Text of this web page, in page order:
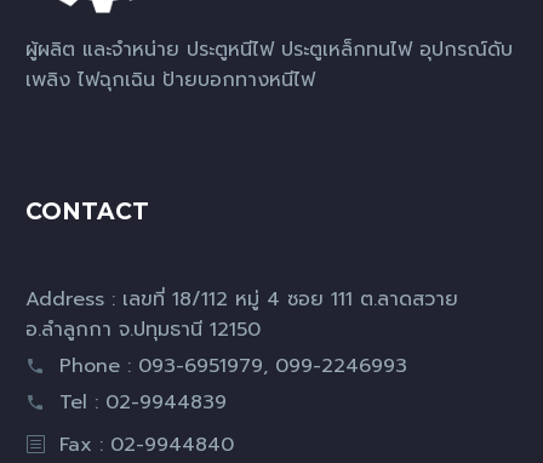
ผู้ผลิต และจำหน่าย ประตูหนีไฟ ประตูเหล็กทนไฟ อุปกรณ์ดับ
เพลิง ไฟฉุกเฉิน ป้ายบอกทางหนีไฟ
CONTACT
Address : เลขที่ 18/112 หมู่ 4 ซอย 111 ต.ลาดสวาย
อ.ลำลูกกา จ.ปทุมธานี 12150
Phone : 093-6951979, 099-2246993
Tel : 02-9944839
Fax : 02-9944840